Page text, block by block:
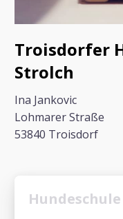
Troisdorfer
Strolch
Ina Jankovic
Lohmarer Straße
53840 Troisdorf